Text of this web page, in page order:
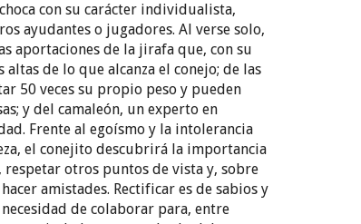
con su carácter individualista,
ayudantes o jugadores. Al verse solo,
aportaciones de la jirafa que, con su
de lo que alcanza el conejo; de las
50 veces su propio peso y pueden
y del camaleón, un experto en
Frente al egoísmo y la intolerancia
el conejito descubrirá la importancia
otros puntos de vista y, sobre
amistades. Rectificar es de sabios y
de colaborar para, entre